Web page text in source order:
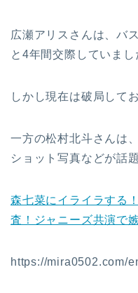
広瀬アリスさんは、バ
と4年間交際していまし
しかし現在は破局して
一方の松村北斗さんは
ショット写真などが話
森七菜にイライラする
査！ジャニーズ共演で
https://mira0502.com/